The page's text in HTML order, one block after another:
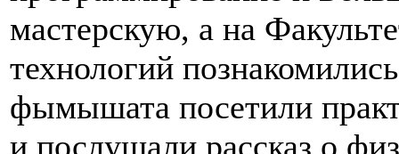
мастерскую, а на
технологий
фымышата посетили
и послушали рассказ о